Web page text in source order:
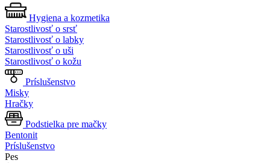
Hygiena a kozmetika
Starostlivosť o srsť
Starostlivosť o labky
Starostlivosť o uši
Starostlivosť o kožu
Príslušenstvo
Misky
Hračky
Podstielka pre mačky
Bentonit
Príslušenstvo
Pes